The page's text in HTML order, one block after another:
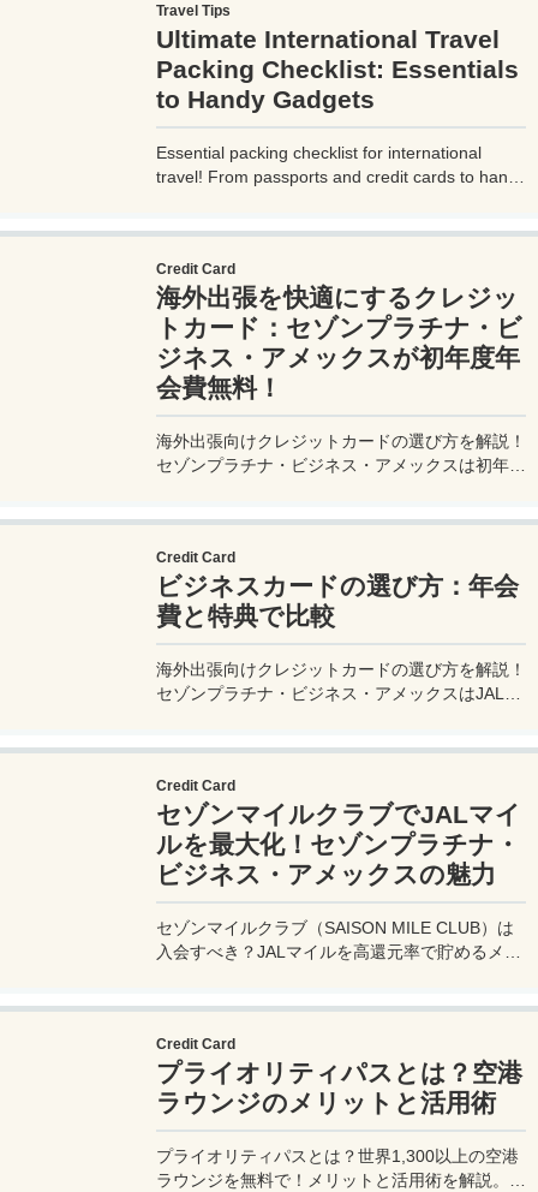
Travel Tips
Ultimate International Travel
Packing Checklist: Essentials
to Handy Gadgets
Essential packing checklist for international
travel! From passports and credit cards to handy
seasoned travelers. Explore more at
measuretrip.com!
Credit Card
海外出張を快適にするクレジッ
トカード：セゾンプラチナ・ビ
ジネス・アメックスが初年度年
会費無料！
海外出張向けクレジットカードの選び方を解説！
セゾンプラチナ・ビジネス・アメックスは初年度
Credit Card
ビジネスカードの選び方：年会
費と特典で比較
海外出張向けクレジットカードの選び方を解説！
セゾンプラチナ・ビジネス・アメックスはJALマ
Credit Card
セゾンマイルクラブでJALマイ
ルを最大化！セゾンプラチナ・
ビジネス・アメックスの魅力
セゾンマイルクラブ（SAISON MILE CLUB）は
入会すべき？JALマイルを高還元率で貯めるメリ
Credit Card
プライオリティパスとは？空港
ラウンジのメリットと活用術
プライオリティパスとは？世界1,300以上の空港
ラウンジを無料で！メリットと活用術を解説。セ